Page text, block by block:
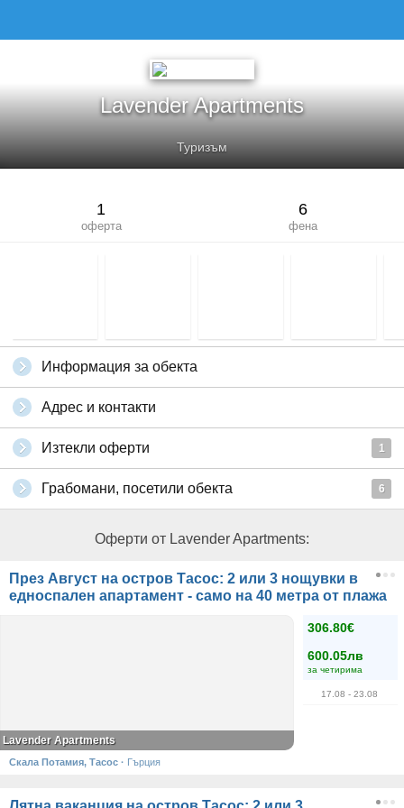
Lavender Apartments
Туризъм
1
оферта
6
фена
Информация за обекта
Адрес и контакти
Изтекли оферти 1
Грабомани, посетили обекта 6
Оферти от Lavender Apartments:
През Август на остров Тасос: 2 или 3 нощувки в
едноспален апартамент - само на 40 метра от плажа
306.80€
600.05лв
за четирима
17.08 - 23.08
Lavender Apartments
Скала Потамия, Тасос · Гърция